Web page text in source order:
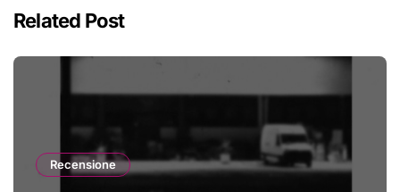
Related Post
Recensione